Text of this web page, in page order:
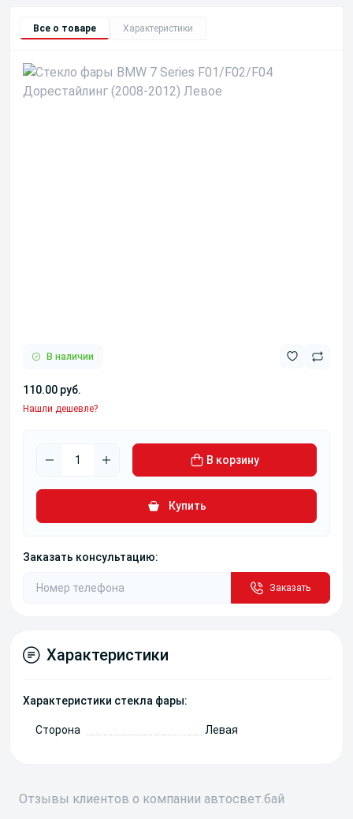
Все о товаре Характеристики
В наличии
110.00 руб.
Нашли дешевле?
В корзину
Купить
Заказать консультацию:
Заказать
Характеристики
Характеристики стекла фары:
Сторона Левая
Отзывы клиентов о компании автосвет.бай